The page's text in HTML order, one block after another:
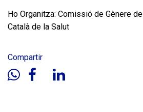
Ho Organitza: Comissió de Gènere
Català de la Salut
Compartir